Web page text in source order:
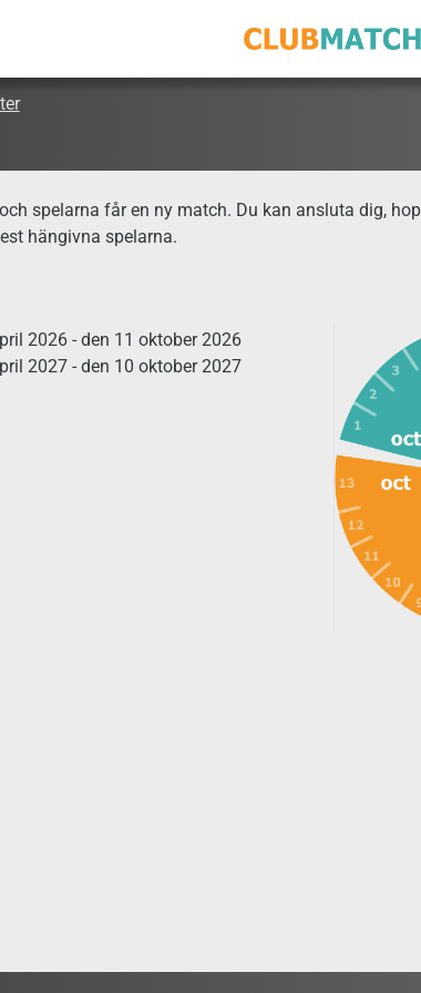
spelarna får en ny match. Du kan ansluta dig,
hängivna spelarna.
2026 - den 11 oktober 2026
2027 - den 10 oktober 2027